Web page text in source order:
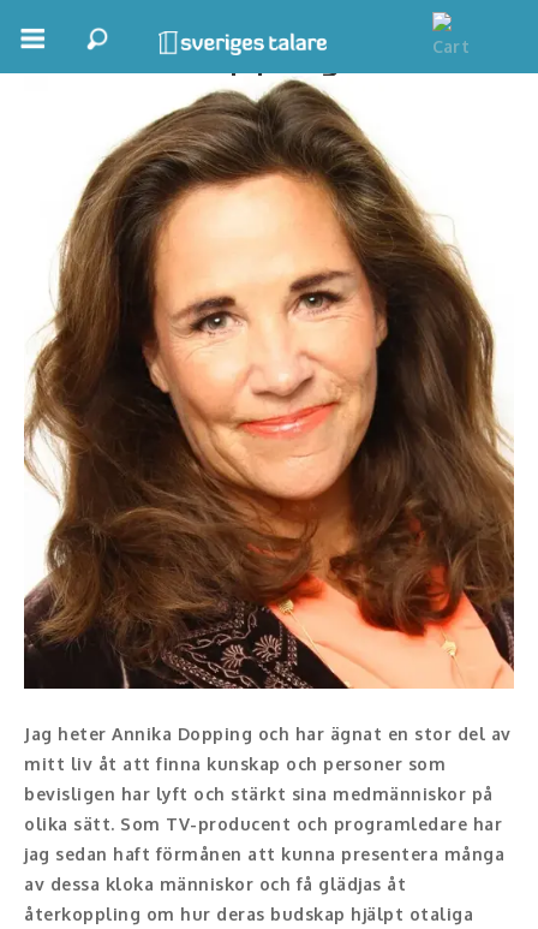
Samhällsnytta
Inspiration
Inspirerande Föreläsare
Personlig utveckling, målsättning
Life Stories & Trivsel
Keynote
Moderator, konferencier
Moderator
Konferencier
Workshopledare, facilitator
Underhållning och event
Event
Humoristiska föredrag
Ljus och belysning
Annika Dopping
Jag heter Annika Dopping och har ägnat en stor del av
mitt liv åt att finna kunskap och personer som
bevisligen har lyft och stärkt sina medmänniskor på
olika sätt. Som TV-producent och programledare har
jag sedan haft förmånen att kunna presentera många
av dessa kloka människor och få glädjas åt
återkoppling om hur deras budskap hjälpt otaliga